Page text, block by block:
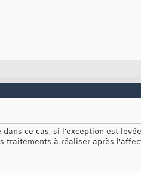
dans ce cas, si l'exception est
traitements à réaliser après